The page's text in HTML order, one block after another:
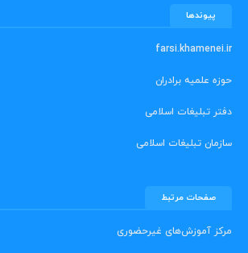
پیوندها
farsi.khamenei.ir
حوزه علمیه برادران
دفتر تبلیغات اسلامی
سازمان تبلیغات اسلامی
صفحات مرتبط
مرکز آموزش‌های غیرحضوری